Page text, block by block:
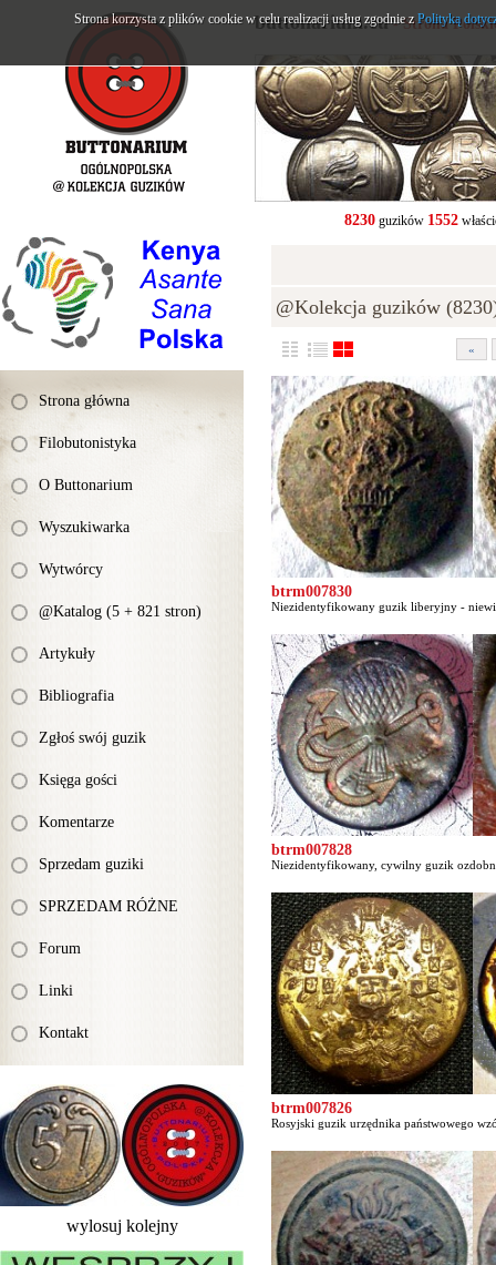
Strona główna
Filobutonistyka
O Buttonarium
Wyszukiwarka
Wytwórcy
@Katalog (5 + 821 stron)
Artykuły
Bibliografia
Zgłoś swój guzik
Księga gości
Komentarze
Sprzedam guziki
SPRZEDAM RÓŻNE
Forum
Linki
Kontakt
wylosuj kolejny
buttonarium.eu- Strona
8230guzików 1552
@Kolekcja guzików
«
btrm007830
Niezidentyfikowany guzik liberyjny -
btrm007828
Niezidentyfikowany, cywilny guzik
btrm007826
Rosyjski guzik urzędnika państwowego
Strona korzysta z plików cookie w celu realizacji usług zgodnie zPolityką